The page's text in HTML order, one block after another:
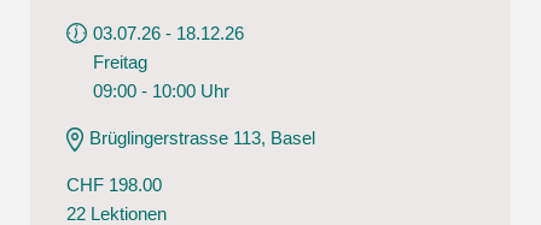
03.07.26 - 18.12.26
Freitag
09:00 - 10:00 Uhr
Brüglingerstrasse 113, Basel
CHF 198.00
22 Lektionen